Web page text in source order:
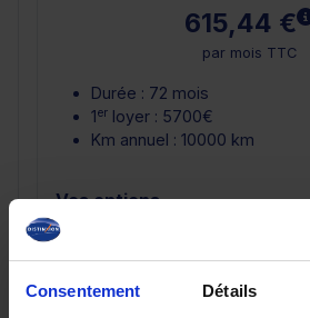
Consentement Détails
615,44 €
par mois TTC
Durée : 72 mois
1er loyer : 5700€
Km annuel : 10000 km
Vos options
Garantie Perte Financière